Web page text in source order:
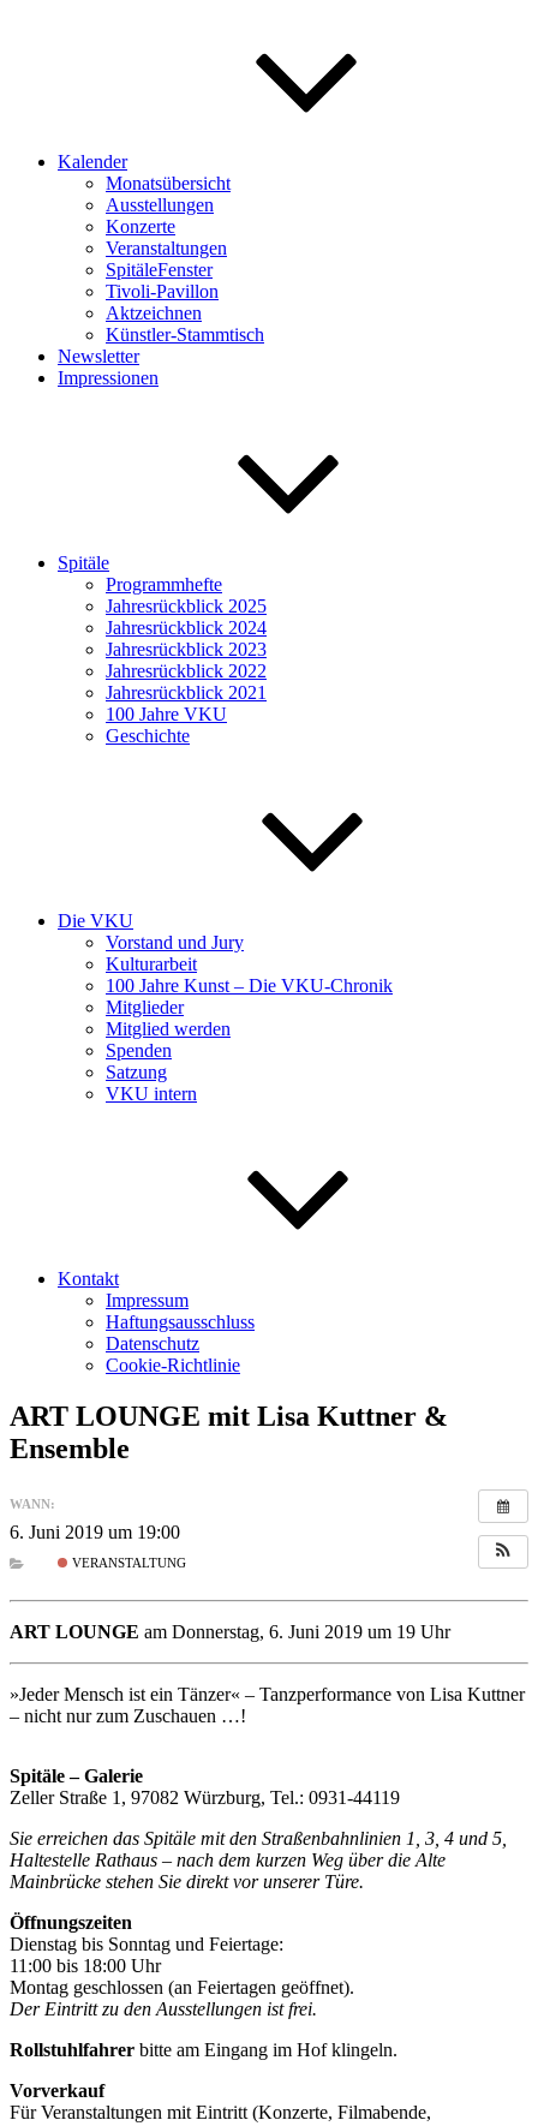
Kalender
Monatsübersicht
Ausstellungen
Konzerte
Veranstaltungen
SpitäleFenster
Tivoli-Pavillon
Aktzeichnen
Künstler-Stammtisch
Newsletter
Impressionen
Spitäle
Programmhefte
Jahresrückblick 2025
Jahresrückblick 2024
Jahresrückblick 2023
Jahresrückblick 2022
Jahresrückblick 2021
100 Jahre VKU
Geschichte
Die VKU
Vorstand und Jury
Kulturarbeit
100 Jahre Kunst – Die VKU-Chronik
Mitglieder
Mitglied werden
Spenden
Satzung
VKU intern
Kontakt
Impressum
Haftungsausschluss
Datenschutz
Cookie-Richtlinie
ART LOUNGE mit Lisa Kuttner &
Ensemble
WANN:
6. Juni 2019 um 19:00
VERANSTALTUNG
ART LOUNGE am Donnerstag, 6. Juni 2019 um 19 Uhr
»Jeder Mensch ist ein Tänzer« – Tanzperformance von Lisa Kuttner
– nicht nur zum Zuschauen …!
Spitäle – Galerie
Zeller Straße 1, 97082 Würzburg, Tel.: 0931-44119
Sie erreichen das Spitäle mit den Straßenbahnlinien 1, 3, 4 und 5,
Haltestelle Rathaus – nach dem kurzen Weg über die Alte
Mainbrücke stehen Sie direkt vor unserer Türe.
Öffnungszeiten
Dienstag bis Sonntag und Feiertage:
11:00 bis 18:00 Uhr
Montag geschlossen (an Feiertagen geöffnet).
Der Eintritt zu den Ausstellungen ist frei.
Rollstuhlfahrer bitte am Eingang im Hof klingeln.
Vorverkauf
Für Veranstaltungen mit Eintritt (Konzerte, Filmabende,